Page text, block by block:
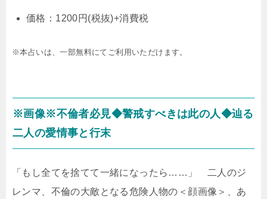
価格：1200円(税抜)+消費税
※本占いは、一部無料にてご利用いただけます。
※画像※不倫者必見◆警戒すべきは此の人◆辿る
二人の愛情事と行末
「もし全てを捨てて一緒になったら……」 二人のジ
レンマ、不倫の大敵となる危険人物の＜顔画像＞、あ